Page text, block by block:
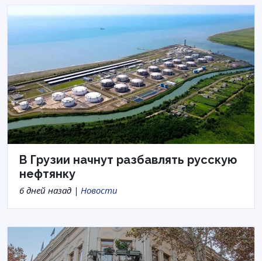
В Грузии начнут разбавлять русскую
нефтянку
6 дней назад | Новости